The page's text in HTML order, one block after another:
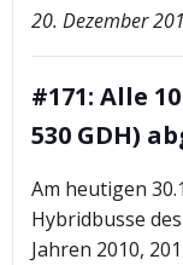
20. Dezember
#171: Alle
530 GDH)
Am heutigen
Hybridbusse
Jahren 2010,